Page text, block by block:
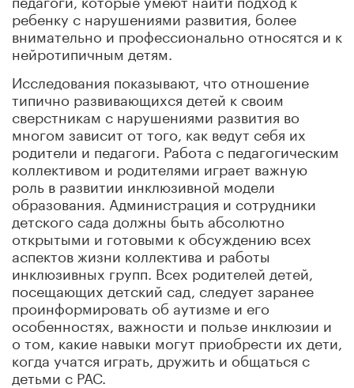
ребенку с нарушениями развития, более
внимательно и профессионально относятся и к
нейротипичным детям.
Исследования показывают, что отношение
типично развивающихся детей к своим
сверстникам с нарушениями развития во
многом зависит от того, как ведут себя их
родители и педагоги. Работа с педагогическим
коллективом и родителями играет важную
роль в развитии инклюзивной модели
образования. Администрация и сотрудники
детского сада должны быть абсолютно
открытыми и готовыми к обсуждению всех
аспектов жизни коллектива и работы
инклюзивных групп. Всех родителей детей,
посещающих детский сад, следует заранее
проинформировать об аутизме и его
особенностях, важности и пользе инклюзии и
о том, какие навыки могут приобрести их дети,
когда учатся играть, дружить и общаться с
детьми с РАС.